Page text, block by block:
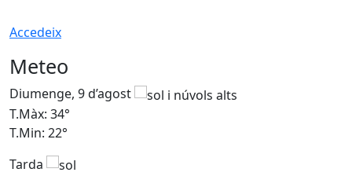
Accedeix
Meteo
Diumenge, 9 d’agost
T.Màx: 34°
T.Min: 22°
Tarda